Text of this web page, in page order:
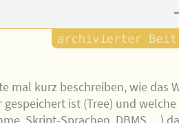
mal kurz beschreiben, wie das
gespeichert ist (Tree) und welche